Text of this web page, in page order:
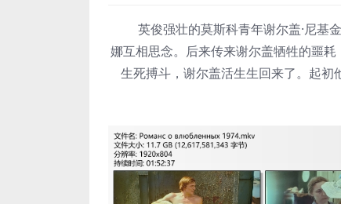
英俊强壮的莫斯科青年谢尔盖·尼基
娜互相思念。后来传来谢尔盖牺牲的噩
生死搏斗，谢尔盖活生生回来了。起